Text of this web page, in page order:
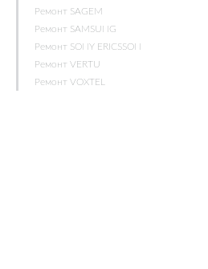
Ремонт SAGEM
Ремонт SAMSUNG
Ремонт SONY ERICSSON
Ремонт VERTU
Ремонт VOXTEL